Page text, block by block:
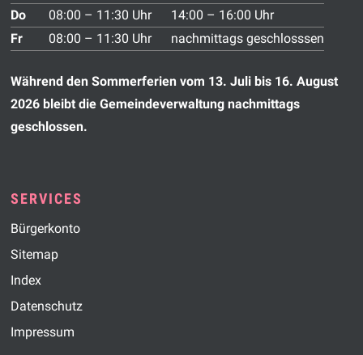
Do
08:00 – 11:30 Uhr
14:00 – 16:00 Uhr
Fr
08:00 – 11:30 Uhr nachmittags geschlosssen
Während den Sommerferien vom 13. Juli bis 16. August
2026 bleibt die Gemeindeverwaltung nachmittags
geschlossen.
SERVICES
Bürgerkonto
Sitemap
Index
Datenschutz
Impressum